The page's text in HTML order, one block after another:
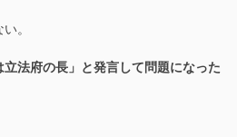
。
法府の長」と発言して問題になった